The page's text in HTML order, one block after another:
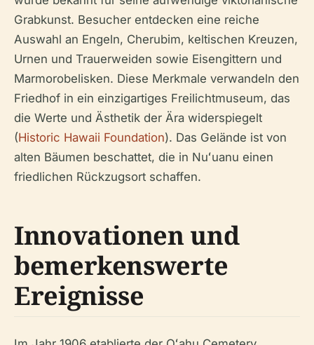
Grabkunst. Besucher entdecken eine reiche
Auswahl an Engeln, Cherubim, keltischen Kreuzen,
Urnen und Trauerweiden sowie Eisengittern und
Marmorobelisken. Diese Merkmale verwandeln den
Friedhof in ein einzigartiges Freilichtmuseum, das
die Werte und Ästhetik der Ära widerspiegelt
(Historic Hawaii Foundation). Das Gelände ist von
alten Bäumen beschattet, die in Nuʻuanu einen
friedlichen Rückzugsort schaffen.
Innovationen und
bemerkenswerte
Ereignisse